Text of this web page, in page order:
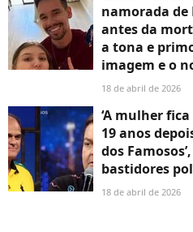
namorada de
antes da
a tona e
imagem e o
18 de abril de 2026
‘A mulher
19 anos
dos
bastidores
18 de abril de 2026